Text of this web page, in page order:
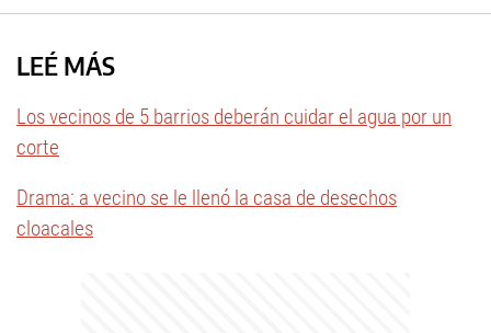
LEÉ MÁS
Los vecinos de 5 barrios deberán cuidar el agua por un
corte
Drama: a vecino se le llenó la casa de desechos
cloacales